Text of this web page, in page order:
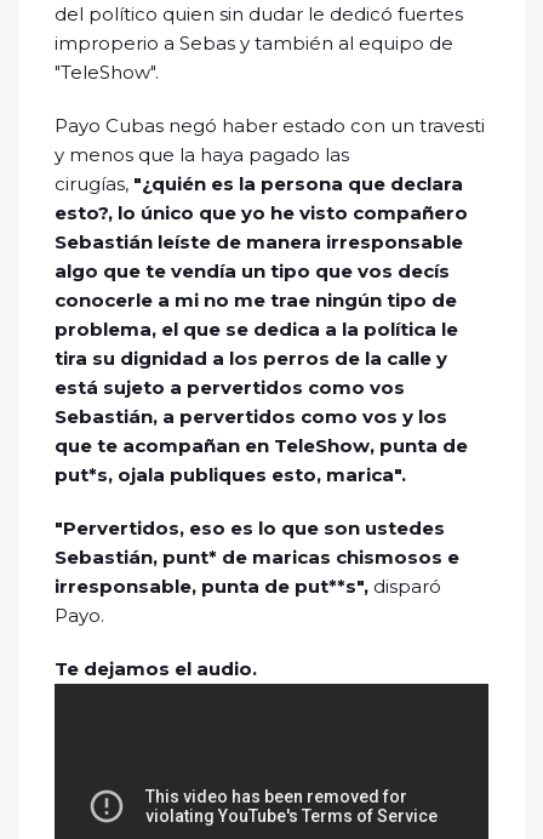
del político quien sin dudar le dedicó fuertes
improperio a Sebas y también al equipo de
"TeleShow".
Payo Cubas negó haber estado con un travesti
y menos que la haya pagado las
cirugías, "¿quién es la persona que declara
esto?, lo único que yo he visto compañero
Sebastián leíste de manera irresponsable
algo que te vendía un tipo que vos decís
conocerle a mi no me trae ningún tipo de
problema, el que se dedica a la política le
tira su dignidad a los perros de la calle y
está sujeto a pervertidos como vos
Sebastián, a pervertidos como vos y los
que te acompañan en TeleShow, punta de
put*s, ojala publiques esto, marica".
"Pervertidos, eso es lo que son ustedes
Sebastián, punt* de maricas chismosos e
irresponsable, punta de put**s", disparó
Payo.
Te dejamos el audio.